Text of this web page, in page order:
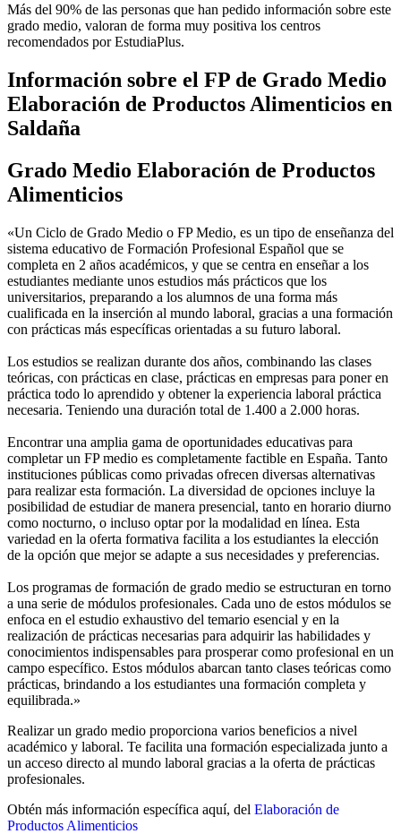
Más del 90% de las personas que han pedido información sobre este
grado medio, valoran de forma muy positiva los centros
recomendados por EstudiaPlus.
Información sobre el FP de Grado Medio
Elaboración de Productos Alimenticios en
Saldaña
Grado Medio Elaboración de Productos
Alimenticios
«Un Ciclo de Grado Medio o FP Medio, es un tipo de enseñanza del
sistema educativo de Formación Profesional Español que se
completa en 2 años académicos, y que se centra en enseñar a los
estudiantes mediante unos estudios más prácticos que los
universitarios, preparando a los alumnos de una forma más
cualificada en la inserción al mundo laboral, gracias a una formación
con prácticas más específicas orientadas a su futuro laboral.
Los estudios se realizan durante dos años, combinando las clases
teóricas, con prácticas en clase, prácticas en empresas para poner en
práctica todo lo aprendido y obtener la experiencia laboral práctica
necesaria. Teniendo una duración total de 1.400 a 2.000 horas.
Encontrar una amplia gama de oportunidades educativas para
completar un FP medio es completamente factible en España. Tanto
instituciones públicas como privadas ofrecen diversas alternativas
para realizar esta formación. La diversidad de opciones incluye la
posibilidad de estudiar de manera presencial, tanto en horario diurno
como nocturno, o incluso optar por la modalidad en línea. Esta
variedad en la oferta formativa facilita a los estudiantes la elección
de la opción que mejor se adapte a sus necesidades y preferencias.
Los programas de formación de grado medio se estructuran en torno
a una serie de módulos profesionales. Cada uno de estos módulos se
enfoca en el estudio exhaustivo del temario esencial y en la
realización de prácticas necesarias para adquirir las habilidades y
conocimientos indispensables para prosperar como profesional en un
campo específico. Estos módulos abarcan tanto clases teóricas como
prácticas, brindando a los estudiantes una formación completa y
equilibrada.»
Realizar un grado medio proporciona varios beneficios a nivel
académico y laboral. Te facilita una formación especializada junto a
un acceso directo al mundo laboral gracias a la oferta de prácticas
profesionales.
Obtén más información específica aquí, del Elaboración de
Productos Alimenticios